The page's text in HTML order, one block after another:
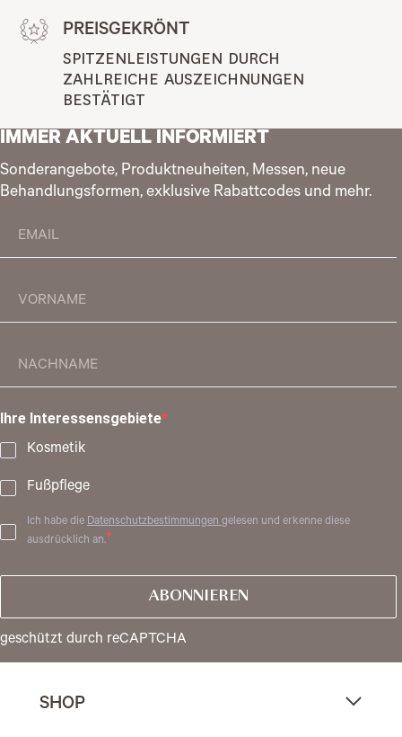
PREISGEKRÖNT
SPITZENLEISTUNGEN DURCH
ZAHLREICHE AUSZEICHNUNGEN
BESTÄTIGT
IMMER AKTUELL INFORMIERT
Sonderangebote, Produktneuheiten, Messen, neue
Behandlungsformen, exklusive Rabattcodes und mehr.
Ihre Interessensgebiete
Kosmetik
Fußpflege
Ich habe die Datenschutzbestimmungengelesen und erkenne diese
ausdrücklich an.
ABONNIEREN
geschützt durch reCAPTCHA
SHOP